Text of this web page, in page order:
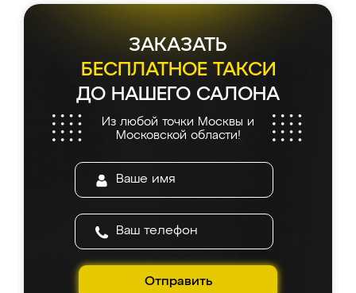
ЗАКАЗАТЬ
БЕСПЛАТНОЕ ТАКСИ
ДО НАШЕГО САЛОНА
Из любой точки Москвы и
Московской области!
Отправить